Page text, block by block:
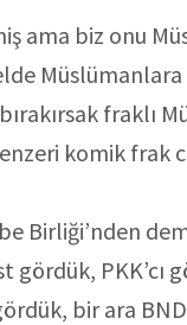
ama biz onu
Müslümanlara
fraklı
komik frak
Birliği’nden
gördük, PKK’cı
bir ara